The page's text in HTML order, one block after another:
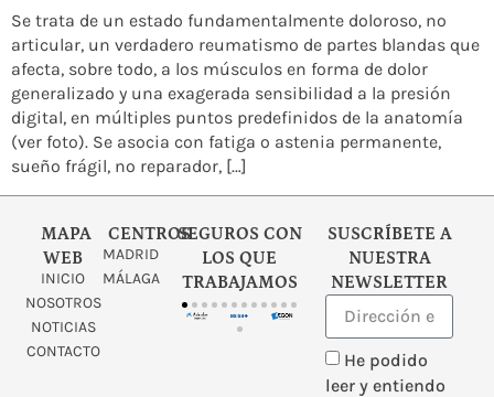
Se trata de un estado fundamentalmente doloroso, no
articular, un verdadero reumatismo de partes blandas que
afecta, sobre todo, a los músculos en forma de dolor
generalizado y una exagerada sensibilidad a la presión
digital, en múltiples puntos predefinidos de la anatomía
(ver foto). Se asocia con fatiga o astenia permanente,
sueño frágil, no reparador, […]
MAPA
WEB
INICIO
NOSOTROS
NOTICIAS
CONTACTO
CENTROS
MADRID
MÁLAGA
SEGUROS CON
LOS QUE
TRABAJAMOS
SUSCRÍBETE A
NUESTRA
NEWSLETTER
He podido
leer y entiendo